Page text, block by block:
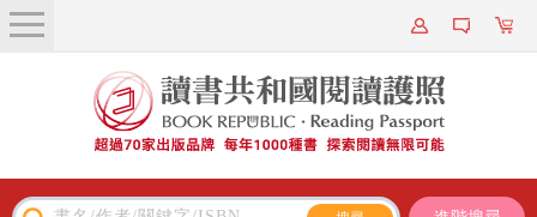
關於我們
近期新書